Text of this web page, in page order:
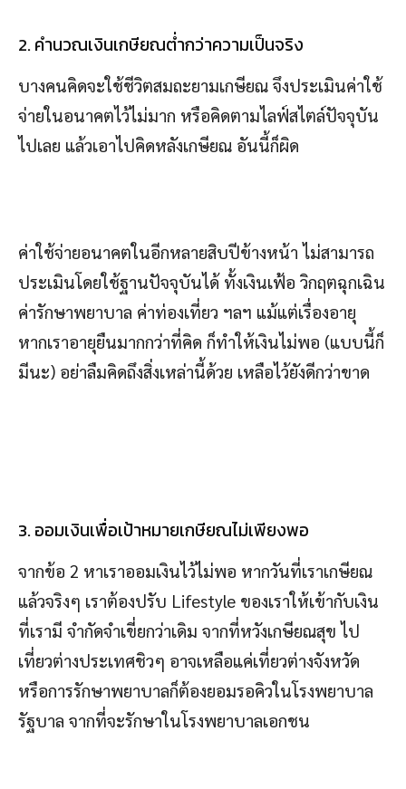
2. คำนวณเงินเกษียณต่ำกว่าความเป็นจริง
บางคนคิดจะใช้ชีวิตสมถะยามเกษียณ จึงประเมินค่าใช้
จ่ายในอนาคตไว้ไม่มาก หรือคิดตามไลฟ์สไตล์ปัจจุบัน
ไปเลย แล้วเอาไปคิดหลังเกษียณ อันนี้ก็ผิด
ค่าใช้จ่ายอนาคตในอีกหลายสิบปีข้างหน้า ไม่สามารถ
ประเมินโดยใช้ฐานปัจจุบันได้ ทั้งเงินเฟ้อ วิกฤตฉุกเฉิน
ค่ารักษาพยาบาล ค่าท่องเที่ยว ฯลฯ แม้แต่เรื่องอายุ
หากเราอายุยืนมากกว่าที่คิด ก็ทำให้เงินไม่พอ (แบบนี้ก็
มีนะ) อย่าลืมคิดถึงสิ่งเหล่านี้ด้วย เหลือไว้ยังดีกว่าขาด
3. ออมเงินเพื่อเป้าหมายเกษียณไม่เพียงพอ
จากข้อ 2 หาเราออมเงินไว้ไม่พอ หากวันที่เราเกษียณ
แล้วจริงๆ เราต้องปรับ Lifestyle ของเราให้เข้ากับเงิน
ที่เรามี จำกัดจำเขี่ยกว่าเดิม จากที่หวังเกษียณสุข ไป
เที่ยวต่างประเทศชิวๆ อาจเหลือแค่เที่ยวต่างจังหวัด
หรือการรักษาพยาบาลก็ต้องยอมรอคิวในโรงพยาบาล
รัฐบาล จากที่จะรักษาในโรงพยาบาลเอกชน